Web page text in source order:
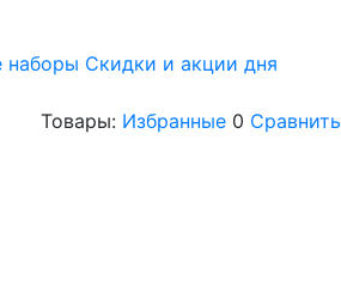
наборы Скидки и акции дня
Товары: Избранные 0 Сравнить